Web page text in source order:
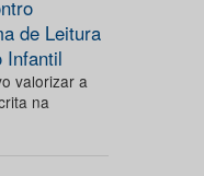
de Leitura
Infantil
valorizar a
na